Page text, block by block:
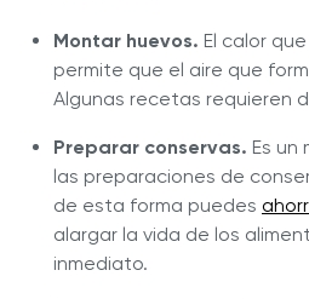
Montar huevos. El calor
permite que el aire que
Algunas recetas requieren
Preparar conservas. Es
las preparaciones de
de esta forma puedes
alargar la vida de los
inmediato.